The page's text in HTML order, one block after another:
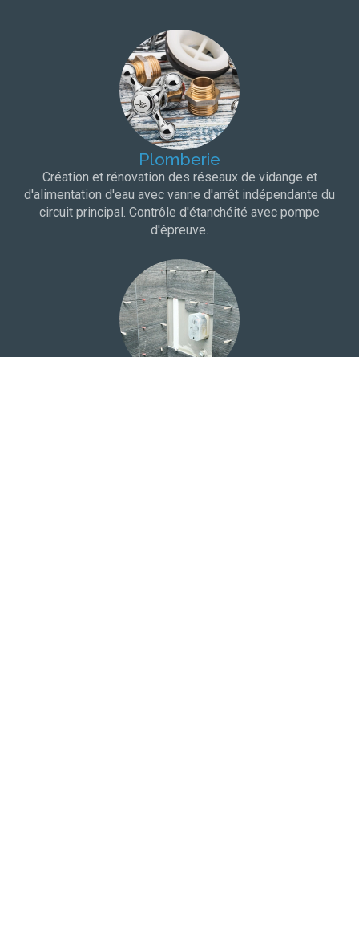
Plomberie
Création et rénovation des réseaux de vidange et
d'alimentation d'eau avec vanne d'arrêt indépendante du
circuit principal. Contrôle d'étanchéité avec pompe
d'épreuve.